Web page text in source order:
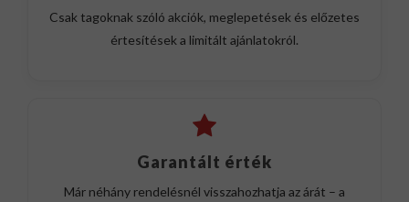
Csak tagoknak szóló akciók, meglepetések és előzetes
értesítések a limitált ajánlatokról.
Garantált érték
Már néhány rendelésnél visszahozhatja az árát – a